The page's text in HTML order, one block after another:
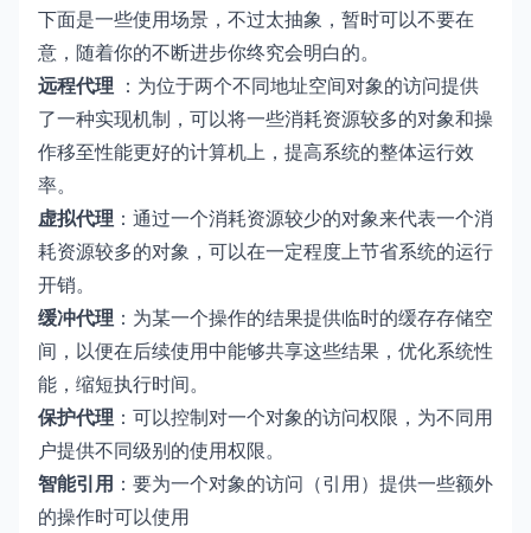
下面是一些使用场景，不过太抽象，暂时可以不要在
意，随着你的不断进步你终究会明白的。
远程代理 ：为位于两个不同地址空间对象的访问提供
了一种实现机制，可以将一些消耗资源较多的对象和操
作移至性能更好的计算机上，提高系统的整体运行效
率。
虚拟代理 ：通过一个消耗资源较少的对象来代表一个消
耗资源较多的对象，可以在一定程度上节省系统的运行
开销。
缓冲代理 ：为某一个操作的结果提供临时的缓存存储空
间，以便在后续使用中能够共享这些结果，优化系统性
能，缩短执行时间。
保护代理 ：可以控制对一个对象的访问权限，为不同用
户提供不同级别的使用权限。
智能引用 ：要为一个对象的访问（引用）提供一些额外
的操作时可以使用